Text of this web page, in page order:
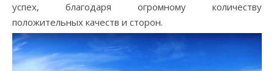
успех, благодаря огромному количеству
положительных качеств и сторон.